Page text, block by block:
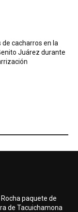
de cacharros en la
Juárez durante
paquete de
de Tacuichamona